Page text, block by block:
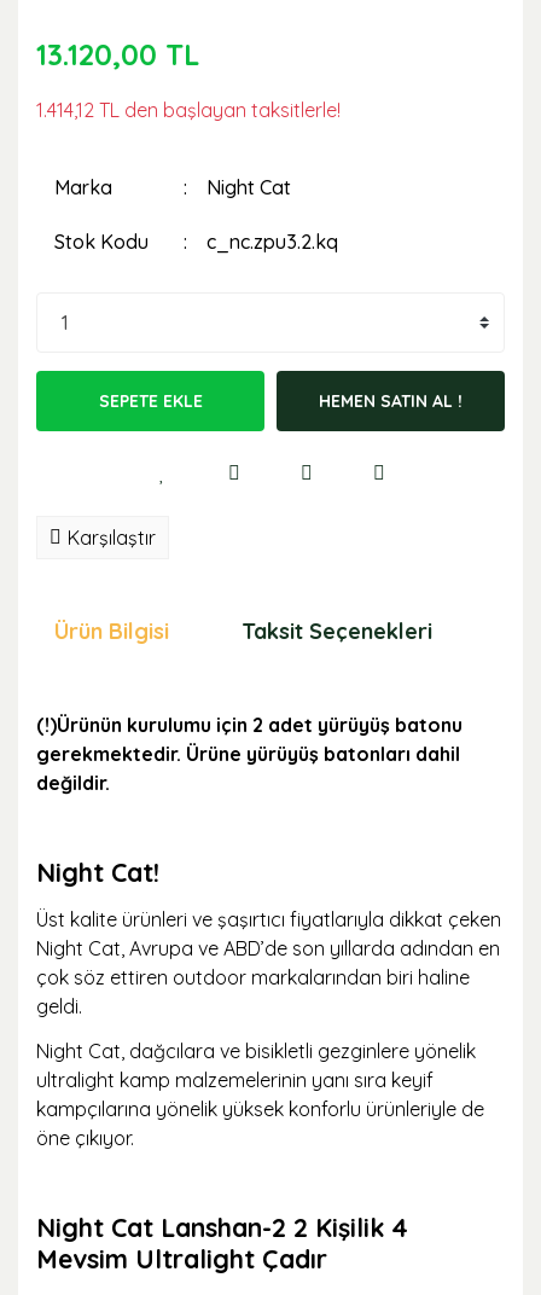
13.120,00 TL
1.414,12 TL den başlayan taksitlerle!
Marka Night Cat
Stok Kodu c_nc.zpu3.2.kq
SEPETE EKLE HEMEN SATIN AL !
Karşılaştır
Ürün Bilgisi Taksit Seçenekleri
(!)Ürünün kurulumu için 2 adet yürüyüş batonu
gerekmektedir. Ürüne yürüyüş batonları dahil
değildir.
Night Cat!
Üst kalite ürünleri ve şaşırtıcı fiyatlarıyla dikkat çeken
Night Cat, Avrupa ve ABD’de son yıllarda adından en
çok söz ettiren outdoor markalarından biri haline
geldi.
Night Cat, dağcılara ve bisikletli gezginlere yönelik
ultralight kamp malzemelerinin yanı sıra keyif
kampçılarına yönelik yüksek konforlu ürünleriyle de
öne çıkıyor.
Night Cat Lanshan-2 2 Kişilik 4
Mevsim Ultralight Çadır